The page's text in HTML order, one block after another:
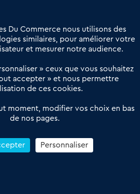
national dédié aux transactions
au service du commerce de
Rapide
Du Commerce nous utilisons des
similaires, pour améliorer votre
et mesurer notre audience.
» ceux que vous souhaitez
accepter » et nous permettre
de ces cookies.
moment, modifier vos choix en bas
de nos pages.
Personnaliser